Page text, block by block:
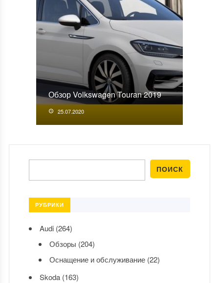
Обзор Volkswagen Touran 2019
25.07.2020
РУБРИКИ
Audi(264)
Обзоры (204)
Оснащение и обслуживание(22)
Skoda(163)